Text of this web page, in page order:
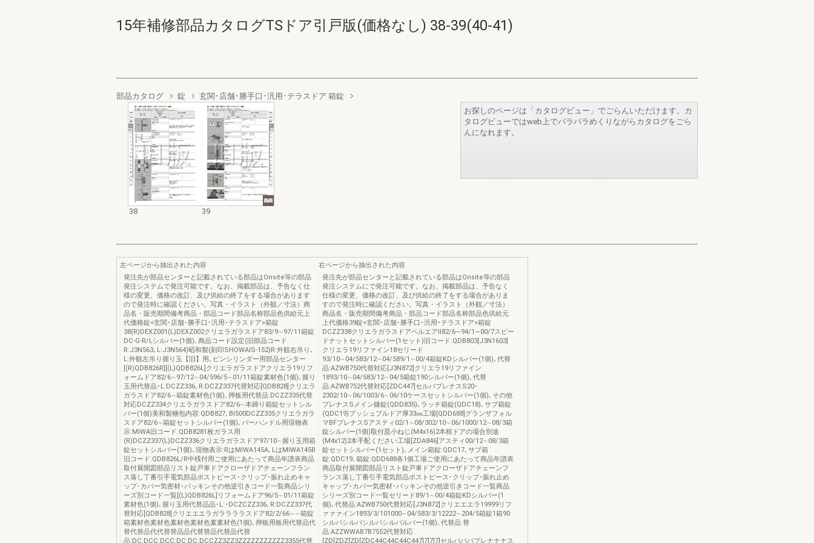
15年補修部品カタログTSドア引戸版(価格なし) 38-39(40-41)
部品カタログ 錠 玄関･店舗･勝手口･汎用･テラスドア 箱錠
38 39
お探しのページは「カタログビュー」でごらんいただけます。カ
タログビューではweb上でパラパラめくりながらカタログをごら
んになれます。
左ページから抽出された内容
発注先が部品センターと記載されている部品はOnsite等の部品
発注システムで発注可能です。なお、掲載部品は、予告なく仕
様の変更、価格の改訂、及び供給の終了をする場合があります
ので発注時に確認ください。写真・イラスト（外観／寸法）商
品名・販売期間備考商品・部品コード部品名称部品色供給元上
代価格錠<玄関･店舗･勝手口･汎用･テラスドア>箱錠
38(R)DEXZ001(L)DEXZ002クリエラガラスドア83/9∼97/11箱錠
DC-G-R/Lシルバー(1個)､商品コード設定(旧部品コード
R:J3N563､L:J3N564)昭和製(刻印SHOWAIS-152)R:外観右吊り､
L:外観左吊り握り玉【旧】用､ピンシリンダー用部品センター
[(R)QDB826R][(L)QDB826L]クリエラガラスドアクリエラ19リフ
ォームドア82/6∼97/12∼04/596/5∼01/11箱錠素材色(1個)､握り
玉用代替品･L:DCZZ336､R:DCZZ337代替対応[QDB828]クリエラ
ガラスドア82/6∼箱錠素材色(1個)､押板用代替品:DCZZ335代替
対応DCZZ334クリエラガラスドア82/6∼本締り箱錠セットシル
バー(1個)美和製梱包内容:QDB827､BI500DCZZ335クリエラガラ
スドア82/6∼箱錠セットシルバー(1個)､バーハンドル用現物表
示:MIWA旧コード:QDB8281枚ガラス用
(R)DCZZ337(L)DCZZ336クリエラガラスドア97/10∼握り玉用箱
錠セットシルバー(1個)､現物表示:RはMIWA145A､LはMIWA145B
旧コード:QDB826L/R中桟付用ご使用にあたって商品年譜表商品
取付展開図部品リスト錠戸車ドアクローザドアチェーンフラン
ス落し丁番引手電気部品ポストピース･クリップ･振れ止めキャ
ップ･カバー気密材･パッキンその他逆引きコード一覧商品シリ
ーズ別コード一覧[(L)QDB826L]リフォームドア96/5∼01/11箱錠
素材色(1個)､握り玉用代替品品･L:･DCZCZZ336､R:DCZZ337代
替対応[QDB828]クリエエエラガララララスドア82/2/66∼∼箱錠
箱素材色素材色素材色素材色素素材色(1個)､押板用板用代替品代
替代替品代代替替品品代替替品代替品代替
品:DC:DCC:DCC:DC:DC:DCCZZ3ZZ3ZZZZZZZZZZZ3355代替
右ページから抽出された内容
発注先が部品センターと記載されている部品はOnsite等の部品
発注システムにで発注可能です。なお、掲載部品は、予告なく
仕様の変更、価格の改訂、及び供給の終了をする場合がありま
すので発注時に確認ください。写真・イラスト（外観／寸法）
商品名・販売期間備考商品・部品コード部品名称部品色供給元
上代価格39錠<玄関･店舗･勝手口･汎用･テラスドア>箱錠
DCZZ338クリエラガラスドアベルエアⅡ82/6∼94/1∼00/7スピー
ドナットセットシルバー(1セット)旧コード:QDB803[J3N1603]
クリエラ19リファイン18セリード
93/10∼04/583/12∼04/589/1∼00/4箱錠KDシルバー(1個)､代替
品:AZWB750代替対応[J3N872]クリエラ19リファイン
1893/10∼04/583/12∼04/5箱錠190シルバー(1個)､代替
品:AZWB752代替対応[ZDC447]セルバプレナスS20･
2302/10∼06/1003/6∼06/10ケースセットシルバー(1個)､その他
プレナスSメイン鎌錠(QDD835)､ラッチ箱錠(QDC18)､サブ箱錠
(QDC19)プッシュプルドア厚33㎜工場[QDD688]グランザフォル
マBFプレナスSアスティ02/1∼08/302/10∼06/1000/12∼08/3箱
錠シルバー(1個)取付皿小ねじ(M4x16)2本框ドアの場合別途
(M4x12)2本手配ください工場[ZDA846]アスティ00/12∼08/3箱
錠セットシルバー(1セット)､メイン箱錠:QDC17､サブ箱
錠:QDC19､箱錠:QDD688各1個工場ご使用にあたって商品年譜表
商品取付展開図部品リスト錠戸車ドアクローザドアチェーンフ
ランス落し丁番引手電気部品ポストピース･クリップ･振れ止め
キャップ･カバー気密材･パッキンその他逆引きコード一覧商品
シリーズ別コード一覧セリード89/1∼00/4箱錠KDシルバー(1
個)､代替品:AZWB750代替対応[J3N872]クリエエエラ19999リフ
ァァァイン1893/3/101000∼04/583/3/12222∼204/5箱錠1箱90
シルバシルバシルバシルバルバー(1個)､代替品:替
品:AZZWWAB7B7552代替対応
[ZD[ZDZ[ZD[ZDC44C44C44C447]7]7]7]セルバババプレナナナス